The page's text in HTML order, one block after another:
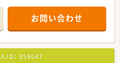
心して働けます。
水準を維持しており、定着率の高さ
しています。
お問い合わせ
ID： 359047